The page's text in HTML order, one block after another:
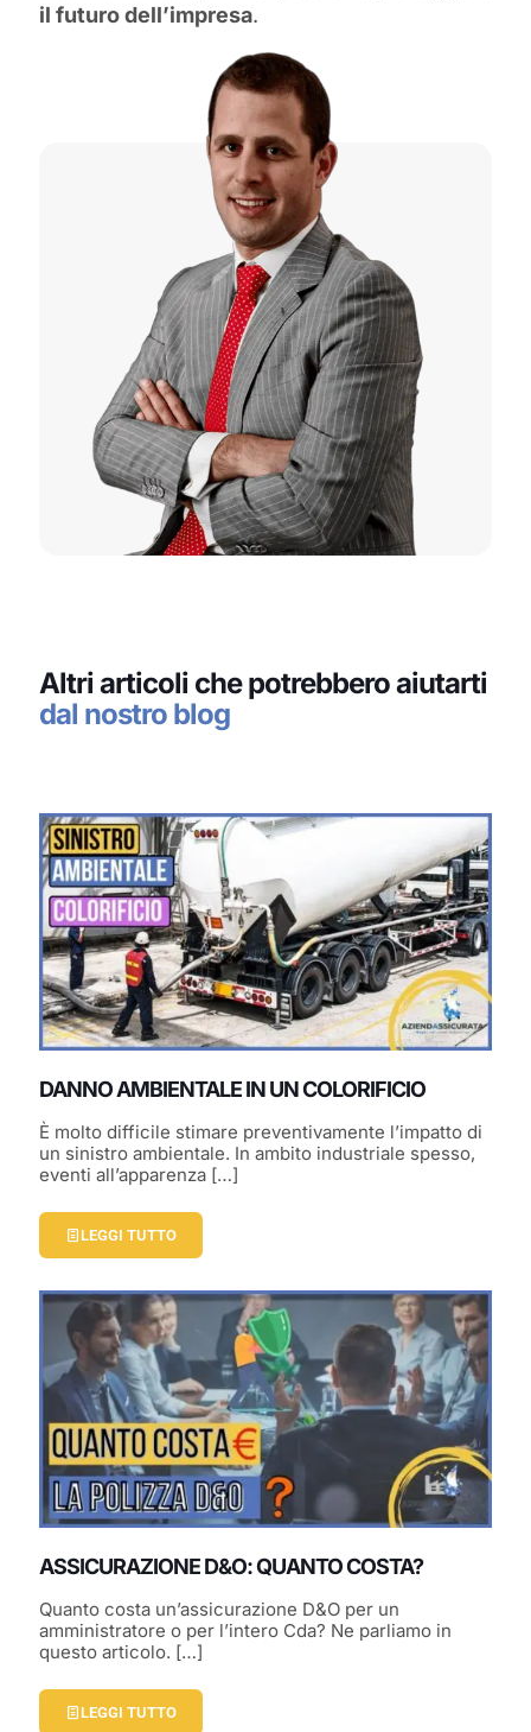
il futuro dell’impresa.
Altri articoli che potrebbero aiutarti
dal nostro blog
DANNO AMBIENTALE IN UN COLORIFICIO
È molto difficile stimare preventivamente l’impatto di
un sinistro ambientale. In ambito industriale spesso,
eventi all’apparenza […]
LEGGI TUTTO
ASSICURAZIONE D&O: QUANTO COSTA?
Quanto costa un’assicurazione D&O per un
amministratore o per l’intero Cda? Ne parliamo in
questo articolo. […]
LEGGI TUTTO